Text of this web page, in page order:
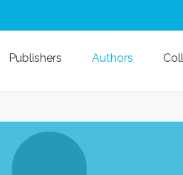
Publishers Authors